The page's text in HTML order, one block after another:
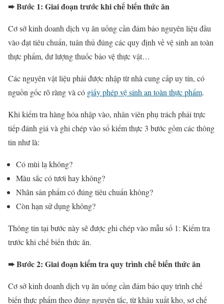
➨ Bước 1: Giai đoạn trước khi chế biến thức ăn
Cơ sở kinh doanh dịch vụ ăn uống cần đảm bảo nguyên liệu đầu
vào đạt tiêu chuẩn, tuân thủ đúng các quy định về vệ sinh an toàn
thực phẩm, dư lượng thuốc bảo vệ thực vật…
Các nguyên vật liệu phải được nhập từ nhà cung cấp uy tín, có
nguồn gốc rõ ràng và có giấy phép vệ sinh an toàn thực phẩm.
Khi kiểm tra hàng hóa nhập vào, nhân viên phụ trách phải trực
tiếp đánh giá và ghi chép vào sổ kiểm thực 3 bước gồm các thông
tin như là:
Có mùi lạ không?
Màu sắc có tươi hay không?
Nhãn sản phẩm có đúng tiêu chuẩn không?
Còn hạn sử dụng không?
Thông tin tại bước này sẽ được ghi chép vào mẫu số 1: Kiểm tra
trước khi chế biến thức ăn.
➨ Bước 2: Giai đoạn kiểm tra quy trình chế biến thức ăn
Cơ sở kinh doanh dịch vụ ăn uống cần đảm bảo quy trình chế
biến thực phẩm theo đúng nguyên tắc, từ khâu xuất kho, sơ chế